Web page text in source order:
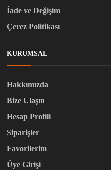
İade ve Değişim
Çerez Politikası
KURUMSAL
Hakkımızda
Bize Ulaşın
Hesap Profili
Siparişler
Favorilerim
Üye Girişi